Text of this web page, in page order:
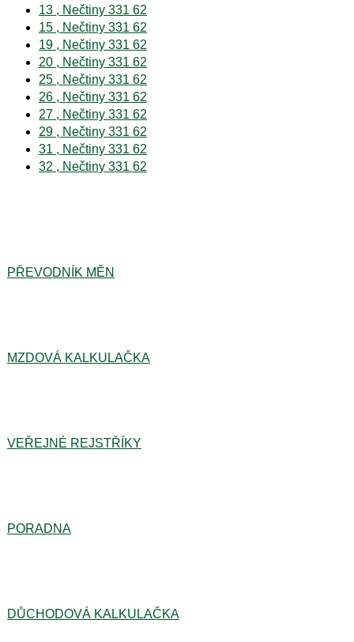
13 , Nečtiny 331 62
15 , Nečtiny 331 62
19 , Nečtiny 331 62
20 , Nečtiny 331 62
25 , Nečtiny 331 62
26 , Nečtiny 331 62
27 , Nečtiny 331 62
29 , Nečtiny 331 62
31 , Nečtiny 331 62
32 , Nečtiny 331 62
PŘEVODNÍK MĚN
MZDOVÁ KALKULAČKA
VEŘEJNÉ REJSTŘÍKY
PORADNA
DŮCHODOVÁ KALKULAČKA